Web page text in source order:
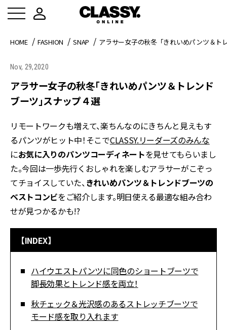
HOME FASHION SNAP アラサー女子の秋冬「きれいめパンツ＆ト
Nov, 29,2020
アラサー女子の秋冬「きれいめパンツ＆トレンド
ブーツ」スナップ４選
リモートワークも増えて、楽ちんなのにきちんと見えもす
るパンツがヒット中！そこでCLASSY.リーダーズのみんな
にお気に入りのパンツコーディネートを見せてもらいまし
た。今回は一歩先行くおしゃれを楽しむアラサーがこぞっ
てチョイスしていた、きれいめパンツ＆トレンドブーツの
ベストコンビをご紹介します。明日使える最適な組み合わ
せが見つかるかも!?
【INDEX】
ハイウエストパンツに同色のショートブーツで
脚長効果とトレンド感を両立！
秋チェック＆光沢感のあるストレッチブーツで
モード感を取り入れます